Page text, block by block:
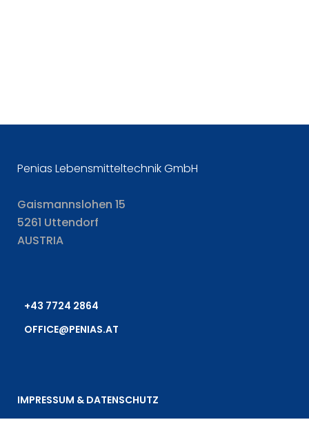
Penias Lebensmitteltechnik GmbH
Gaismannslohen 15
5261 Uttendorf
AUSTRIA
+43 7724 2864
OFFICE@PENIAS.AT
IMPRESSUM & DATENSCHUTZ